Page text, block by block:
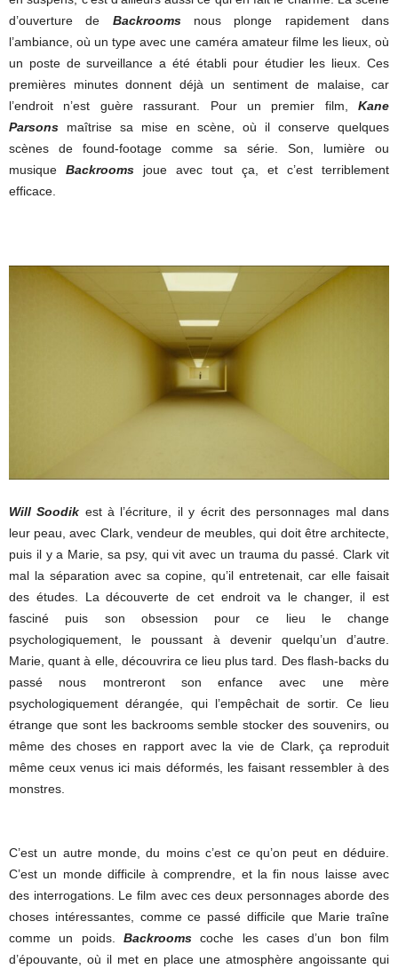
d’ouverture de Backrooms
nous plonge rapidement dans
l’ambiance, où un type avec une caméra amateur filme les lieux, où
un poste de surveillance a été établi pour étudier les lieux. Ces
premières minutes donnent déjà un sentiment de malaise, car
l’endroit n’est guère rassurant. Pour un premier film, Kane
Parsons maîtrise sa mise en scène, où il conserve quelques
scènes de found-footage comme sa série. Son, lumière ou
musique Backrooms joue avec tout ça, et c’est terriblement
efficace.
Will Soodik est à l’écriture, il y écrit des personnages mal dans
leur peau, avec Clark, vendeur de meubles, qui doit être architecte,
puis il y a Marie, sa psy, qui vit avec un trauma du passé. Clark vit
mal la séparation avec sa copine, qu’il entretenait, car elle faisait
des études. La découverte de cet endroit va le changer, il est
fasciné puis son obsession pour ce lieu le change
psychologiquement, le poussant à devenir quelqu’un d’autre.
Marie, quant à elle, découvrira ce lieu plus tard. Des flash-backs du
passé nous montreront son enfance avec une mère
psychologiquement dérangée, qui l’empêchait de sortir. Ce lieu
étrange que sont les backrooms semble stocker des souvenirs, ou
même des choses en rapport avec la vie de Clark, ça reproduit
même ceux venus ici mais déformés, les faisant ressembler à des
monstres.
C’est un autre monde, du moins c’est ce qu’on peut en déduire.
C’est un monde difficile à comprendre, et la fin nous laisse avec
des interrogations. Le film avec ces deux personnages aborde des
choses intéressantes, comme ce passé difficile que Marie traîne
comme un poids. Backrooms coche les cases d’un bon film
d’épouvante, où il met en place une atmosphère angoissante qui